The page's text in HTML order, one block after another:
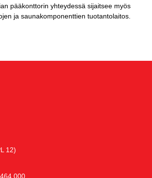
pääkonttorin yhteydessä sijaitsee myös
ja saunakomponenttien tuotantolaitos.
12)
000